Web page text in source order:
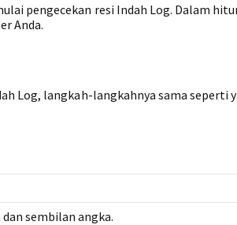
pengecekan resi Indah Log. Dalam
Anda.
Log, langkah-langkahnya sama seperti
sembilan angka.